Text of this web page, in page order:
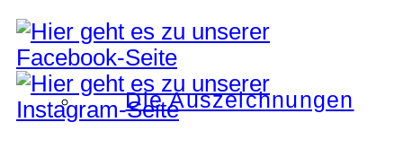
Die Auszeichnungen